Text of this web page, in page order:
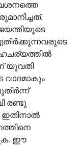
യുവതി
വാദമാകും
രണ്ടു
ഇതിനാല്‍
ഈ